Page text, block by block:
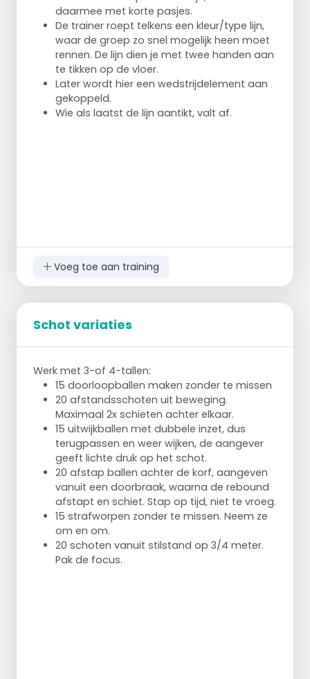
De spelers om deze ene speler heen
moeten proberen, door de bal snel rond te
passen, op de pion te gooien.
De speler voor de pion probeert de bal
ondertussen te onderscheppen en de pion
te verdedigen.
Wanneer de bal wordt onderschept, krijgt
hij/zij een punt en gaat de bal weer naar de
Moeilijker maken overgooiers: twee in het
midden, met links gooien.
Makkelijker maken overgooiers: Met twee
ballen.
daarmee met korte pasjes.
De trainer roept telkens een kleur/type lijn,
waar de groep zo snel mogelijk heen moet
rennen. De lijn dien je met twee handen aan
te tikken op de vloer.
Later wordt hier een wedstrijdelement aan
gekoppeld.
Wie als laatst de lijn aantikt, valt af.
Voeg toe aan training
Schot variaties
Werk met 3-of 4-tallen:
15 doorloopballen maken zonder te missen
20 afstandsschoten uit beweging.
Maximaal 2x schieten achter elkaar.
15 uitwijkballen met dubbele inzet, dus
terugpassen en weer wijken, de aangever
geeft lichte druk op het schot.
20 afstap ballen achter de korf, aangeven
vanuit een doorbraak, waarna de rebound
afstapt en schiet. Stap op tijd, niet te vroeg.
15 strafworpen zonder te missen. Neem ze
om en om.
20 schoten vanuit stilstand op 3/4 meter.
Pak de focus.